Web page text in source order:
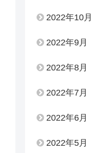
2022年10月
2022年9月
2022年8月
2022年7月
2022年6月
2022年5月